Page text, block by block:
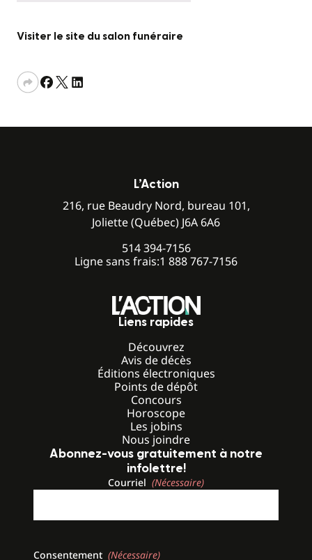
Visiter le site du salon funéraire
L’Action
216, rue Beaudry Nord, bureau 101,
Joliette (Québec) J6A 6A6
514 394-7156
Ligne sans frais:1 888 767-7156
Liens rapides
Découvrez
Avis de décès
Éditions électroniques
Points de dépôt
Concours
Horoscope
Les jobins
Nous joindre
Abonnez-vous gratuitement à notre
infolettre!
Courriel (Nécessaire)
Consentement (Nécessaire)